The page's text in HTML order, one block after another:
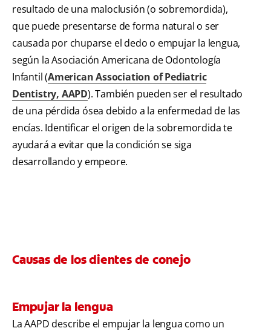
resultado de una maloclusión (o sobremordida),
que puede presentarse de forma natural o ser
causada por chuparse el dedo o empujar la lengua,
según la Asociación Americana de Odontología
Infantil (American Association of Pediatric
Dentistry, AAPD). También pueden ser el resultado
de una pérdida ósea debido a la enfermedad de las
encías. Identificar el origen de la sobremordida te
ayudará a evitar que la condición se siga
desarrollando y empeore.
Causas de los dientes de conejo
Empujar la lengua
La AAPD describe el empujar la lengua como un